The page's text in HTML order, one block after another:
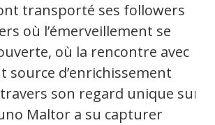
transporté ses followers
où l’émerveillement se
où la rencontre avec
source d’enrichissement
son regard unique sur
Maltor a su capturer